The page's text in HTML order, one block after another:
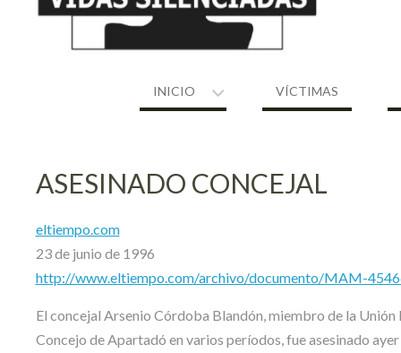
INICIO VÍCTIMAS
ASESINADO CONCEJAL
eltiempo.com
23 de junio de 1996
http://www.eltiempo.com/archivo/documento/MAM-
El concejal Arsenio Córdoba Blandón, miembro de la
Concejo de Apartadó en varios períodos, fue asesinado